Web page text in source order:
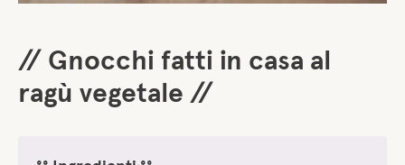
// Gnocchi fatti in casa al
ragù vegetale //